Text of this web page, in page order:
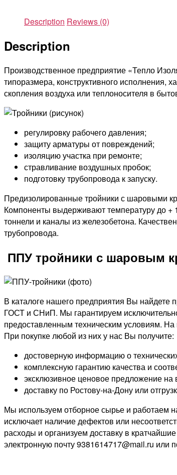
Description Reviews (0)
Description
Производственное предприятие «Тепло
типоразмера, конструктивного исполнения,
скопления воздуха или теплоносителя в
регулировку рабочего давления;
защиту арматуры от повреждений;
изоляцию участка при ремонте;
стравливание воздушных пробок;
подготовку трубопровода к запуску.
Предизолированные тройники с шаровыми
Компоненты выдерживают температуру до +
тоннели и каналы из железобетона.
трубопровода.
ППУ тройники с шаровым
В каталоге нашего предприятия Вы
ГОСТ и СНиП. Мы гарантируем
предоставленным техническим условиям.
При покупке любой из них у нас Вы получите:
достоверную информацию о
комплексную гарантию качества и
эксклюзивное ценовое предложение на
доставку по Ростову-на-Дону или
Мы используем отборное сырье и работаем
исключает наличие дефектов или
расходы и организуем доставку в
электронную почту 9381614717@mail.ru или